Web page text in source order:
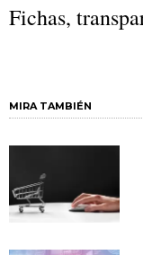
Fichas,
MIRA TAMBIÉN